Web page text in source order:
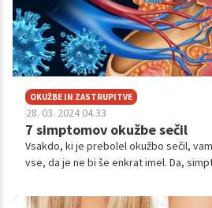
OKUŽBE IN ZASTRUPITVE
28. 03. 2024 04.33
7 simptomov okužbe sečil
Vsakdo, ki je prebolel okužbo sečil,
vse, da je ne bi še enkrat imel. Da,